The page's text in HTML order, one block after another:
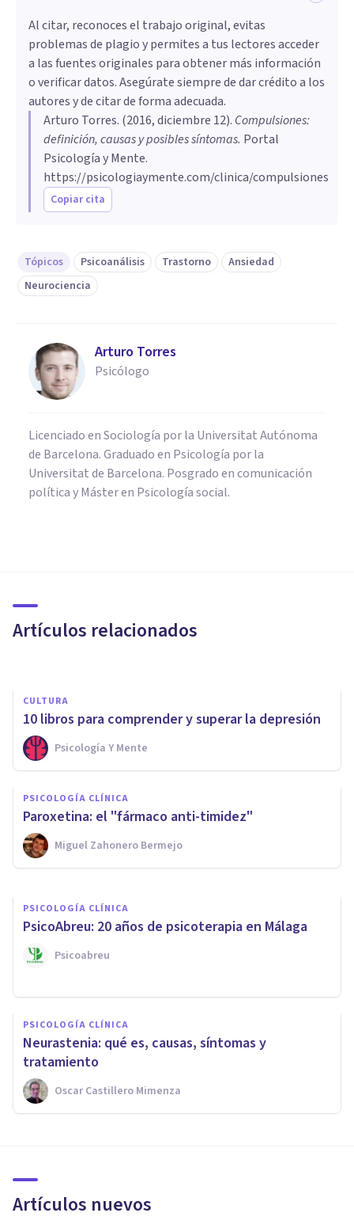
Al citar, reconoces el trabajo original, evitas
problemas de plagio y permites a tus lectores acceder
a las fuentes originales para obtener más información
o verificar datos. Asegúrate siempre de dar crédito a los
autores y de citar de forma adecuada.
Arturo Torres. (2016, diciembre 12). Compulsiones:
definición, causas y posibles síntomas. Portal
Psicología y Mente.
https://psicologiaymente.com/clinica/compulsiones
Copiar cita
Tópicos Psicoanálisis Trastorno
Ansiedad
Neurociencia
Arturo Torres
Psicólogo
Licenciado en Sociología por la Universitat Autónoma
de Barcelona. Graduado en Psicología por la
Universitat de Barcelona. Posgrado en comunicación
política y Máster en Psicología social.
Artículos relacionados
cómo se manifiesta?
CULTURA
​10 libros para comprender y superar la depresión
Psicología Y Mente
PSICOLOGÍA CLÍNICA
​Paroxetina: el "fármaco anti-timidez"
Miguel Zahonero Bermejo
PSICOLOGÍA CLÍNICA
Síndrome serotoninérgico:
causas, síntomas y tratamiento
Jonathan García-Allen
PSICOLOGÍA CLÍNICA
PsicoAbreu: 20 años de psicoterapia en Málaga
Psicoabreu
PSICOLOGÍA CLÍNICA
Neurastenia: qué es, causas, síntomas y
tratamiento
Oscar Castillero Mimenza
Artículos nuevos